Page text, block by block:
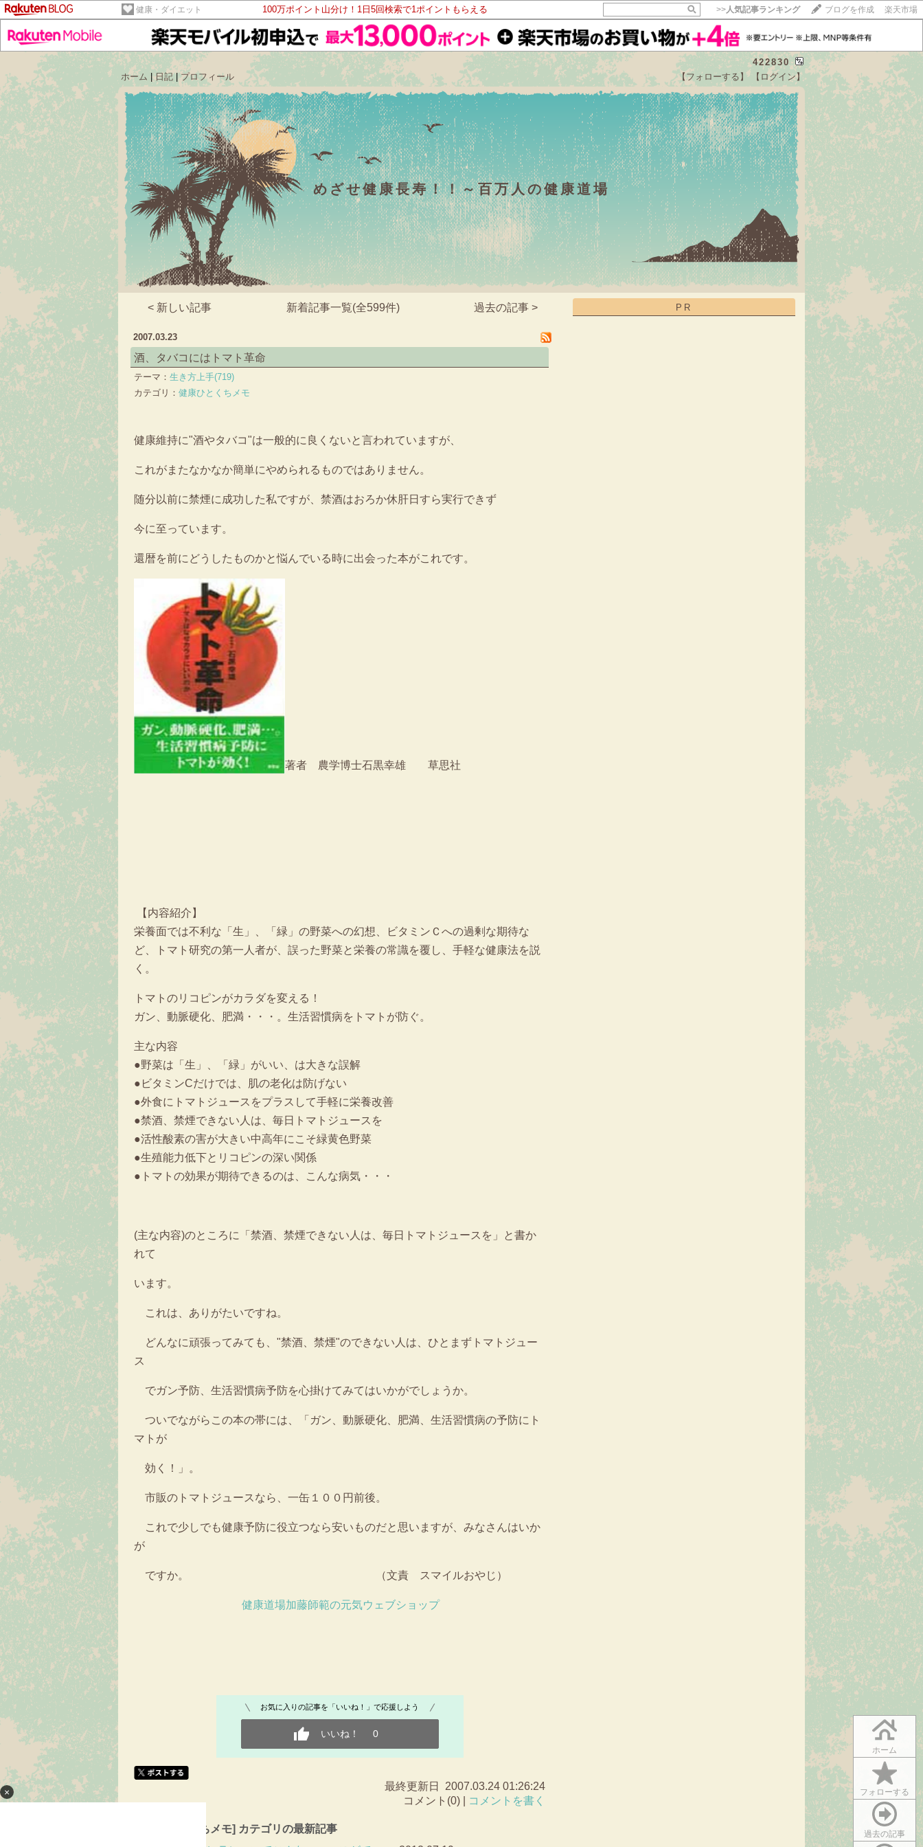
健康・ダイエット 100万ポイント山分け！1日5回検索で1ポイントもらえる >>人気記事ランキング ブログを作成 楽天市場
422830
ホーム |日記|プロフィール 【フォローする】 【ログイン】
めざせ健康長寿！！～百万人の健康道場
ホーム
フォローする
過去の記事
【毎日開催】
15記事にいいね！で1ポイント
10秒滞在
いいね! --/--
< 新しい記事 新着記事一覧(全599件) 過去の記事 >
2007.03.23
酒、タバコにはトマト革命
テーマ：生き方上手(719)
カテゴリ：健康ひとくちメモ
健康維持に"酒やタバコ"は一般的に良くないと言われていますが、
これがまたなかなか簡単にやめられるものではありません。
随分以前に禁煙に成功した私ですが、禁酒はおろか休肝日すら実行できず
今に至っています。
還暦を前にどうしたものかと悩んでいる時に出会った本がこれです。
著者 農学博士石黒幸雄 草思社
【内容紹介】
栄養面では不利な「生」、「緑」の野菜への幻想、ビタミンＣへの過剰な期待な
ど、トマト研究の第一人者が、誤った野菜と栄養の常識を覆し、手軽な健康法を説
く。
トマトのリコピンがカラダを変える！
ガン、動脈硬化、肥満・・・。生活習慣病をトマトが防ぐ。
主な内容
●野菜は「生」、「緑」がいい、は大きな誤解
●ビタミンCだけでは、肌の老化は防げない
●外食にトマトジュースをプラスして手軽に栄養改善
●禁酒、禁煙できない人は、毎日トマトジュースを
●活性酸素の害が大きい中高年にこそ緑黄色野菜
●生殖能力低下とリコピンの深い関係
●トマトの効果が期待できるのは、こんな病気・・・
(主な内容)のところに「禁酒、禁煙できない人は、毎日トマトジュースを」と書か
れて
います。
これは、ありがたいですね。
どんなに頑張ってみても、"禁酒、禁煙"のできない人は、ひとまずトマトジュー
ス
でガン予防、生活習慣病予防を心掛けてみてはいかがでしょうか。
ついでながらこの本の帯には、「ガン、動脈硬化、肥満、生活習慣病の予防にト
マトが
効く！」。
市販のトマトジュースなら、一缶１００円前後。
これで少しでも健康予防に役立つなら安いものだと思いますが、みなさんはいか
が
ですか。 （文責 スマイルおやじ）
健康道場加藤師範の元気ウェブショップ
お気に入りの記事を「いいね！」で応援しよう
いいね！ 0
最終更新日 2007.03.24 01:26:24
コメント(0) |
コメントを書く
[健康ひとくちメモ] カテゴリの最新記事
PR
×